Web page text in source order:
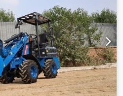
Hátsó gumik állapota:
első munkalámpák, fűtés,
tanúsítvány, biztonsági lámpa,
szolgál Szivattyú
Hidraulikus áramlási sebesség
l/210 bar Rendszernyomás